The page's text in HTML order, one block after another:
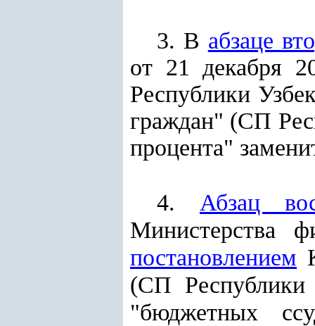
3. В абзаце
от 21 декабря
Республики
граждан" (СП
процента"
4. Абзац
Министерства
постановлением
(СП Республики
"бюджетных